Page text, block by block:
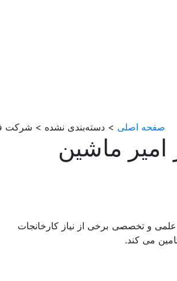
صفحه اصلی > دسته‌بندی نشده > شرکت
ماشین
و تخصصی برخی از نیاز کارخانجات
می کند.